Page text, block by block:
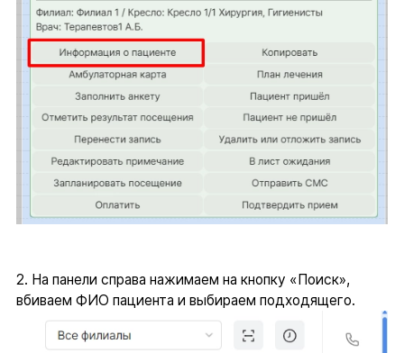
2. На панели справа нажимаем на кнопку «Поиск»,
вбиваем ФИО пациента и выбираем подходящего.